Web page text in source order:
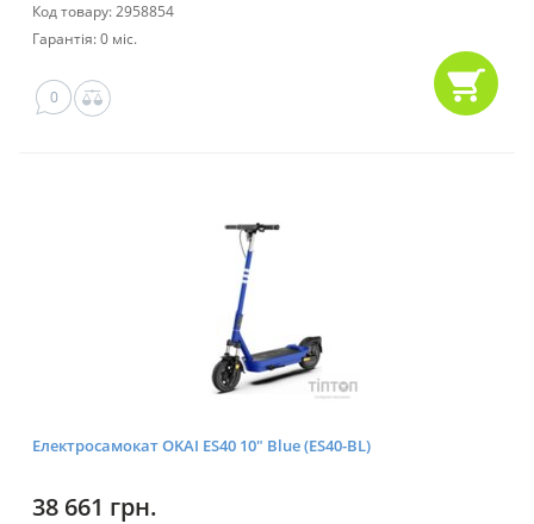
Код товару: 2958854
Гарантія: 0 міс.
0
Електросамокат OKAI ES40 10" Blue (ES40-BL)
38 661 грн.